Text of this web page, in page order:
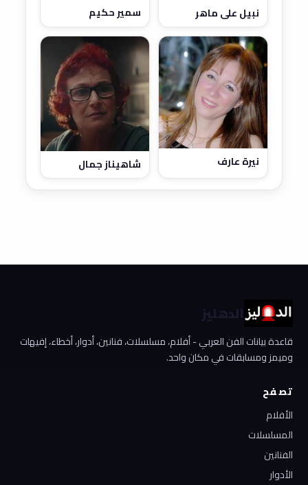
نبيل علي ماهر سمير حكيم
نيرة عارف شاهيناز جمال
الدهليز
قاعدة بيانات الفن العربي - أفلام، مسلسلات، فنانين، أدوار، أخطاء، إفيهات
وميمز ومسابقات في مكان واحد.
تصفح
الأفلام
المسلسلات
الفنانين
الأدوار